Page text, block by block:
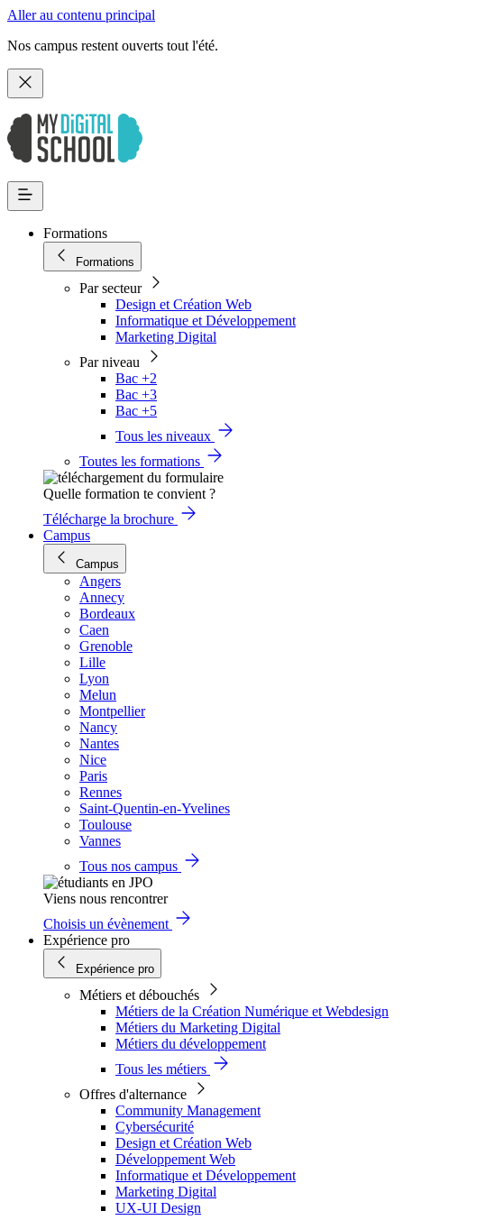
Aller au contenu principal
Nos campus restent ouverts tout l'été.
Formations
Formations
Par secteur
Design et Création Web
Informatique et Développement
Marketing Digital
Par niveau
Bac +2
Bac +3
Bac +5
Tous les niveaux
Toutes les formations
Quelle formation te convient ?
Télécharge la brochure
Campus
Campus
Angers
Annecy
Bordeaux
Caen
Grenoble
Lille
Lyon
Melun
Montpellier
Nancy
Nantes
Nice
Paris
Rennes
Saint-Quentin-en-Yvelines
Toulouse
Vannes
Tous nos campus
Viens nous rencontrer
Choisis un évènement
Expérience pro
Expérience pro
Métiers et débouchés
Métiers de la Création Numérique et Webdesign
Métiers du Marketing Digital
Métiers du développement
Tous les métiers
Offres d'alternance
Community Management
Cybersécurité
Design et Création Web
Développement Web
Informatique et Développement
Marketing Digital
UX-UI Design